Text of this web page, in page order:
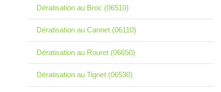
Dératisation au Broc (06510)
Dératisation au Cannet (06110)
Dératisation au Rouret (06650)
Dératisation au Tignet (06530)